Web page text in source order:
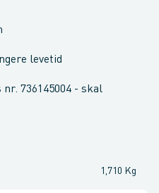
levetid
736145004 - skal
1,710 Kg